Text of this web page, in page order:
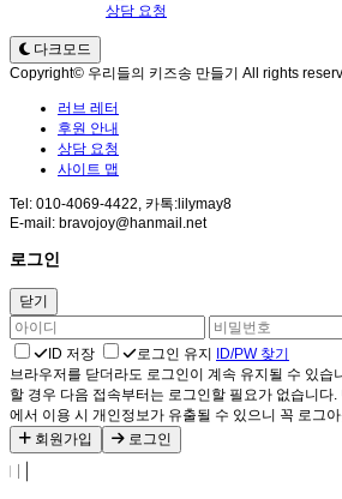
상담 요청
다크모드
Copyright© 우리들의 키즈송 만들기 All rights
러브 레터
후원 안내
상담 요청
사이트 맵
Tel: 010-4069-4422, 카톡:lilymay8
E-mail: bravojoy@hanmail.net
로그인
닫기
ID 저장 로그인 유지 ID/PW 찾기
브라우저를 닫더라도 로그인이 계속 유지될 수 있습
할 경우 다음 접속부터는 로그인할 필요가 없습니다
에서 이용 시 개인정보가 유출될 수 있으니 꼭 로그
회원가입
로그인